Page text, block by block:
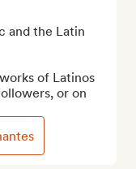
and the Latin
of Latinos
or on